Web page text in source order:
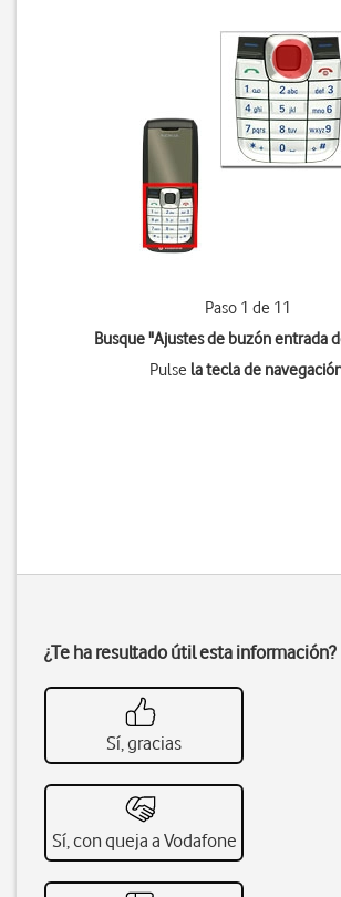
Paso 1 de 11
Busque "Ajustes de buzón entrada
Pulse la tecla de
¿Te ha resultado útil esta información?
Sí, gracias
Sí, con queja a Vodafone